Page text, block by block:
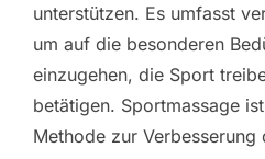
unterstützen. Es umfasst
um auf die besonderen
einzugehen, die Sport
betätigen. Sportmassage
Methode zur